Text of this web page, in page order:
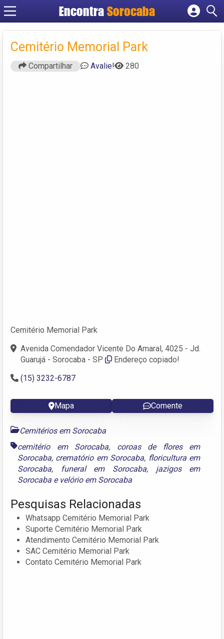
EncontraSorocaba
Cadastrar empresa
Criar conta
Cemitério Memorial Park
Compartilhar Avalie! 280
Cemitério Memorial Park
Avenida Comendador Vicente Do Amaral, 4025 - Jd.
Guarujá - Sorocaba - SP
Endereço copiado!
(15) 3232-6787
Mapa Comente
Cemitérios em Sorocaba
cemitério em Sorocaba, coroas de flores em
Sorocaba, crematório em Sorocaba, floricultura em
Sorocaba, funeral em Sorocaba, jazigos em
Sorocaba e velório em Sorocaba
Pesquisas Relacionadas
Whatsapp Cemitério Memorial Park
Suporte Cemitério Memorial Park
Atendimento Cemitério Memorial Park
SAC Cemitério Memorial Park
Contato Cemitério Memorial Park